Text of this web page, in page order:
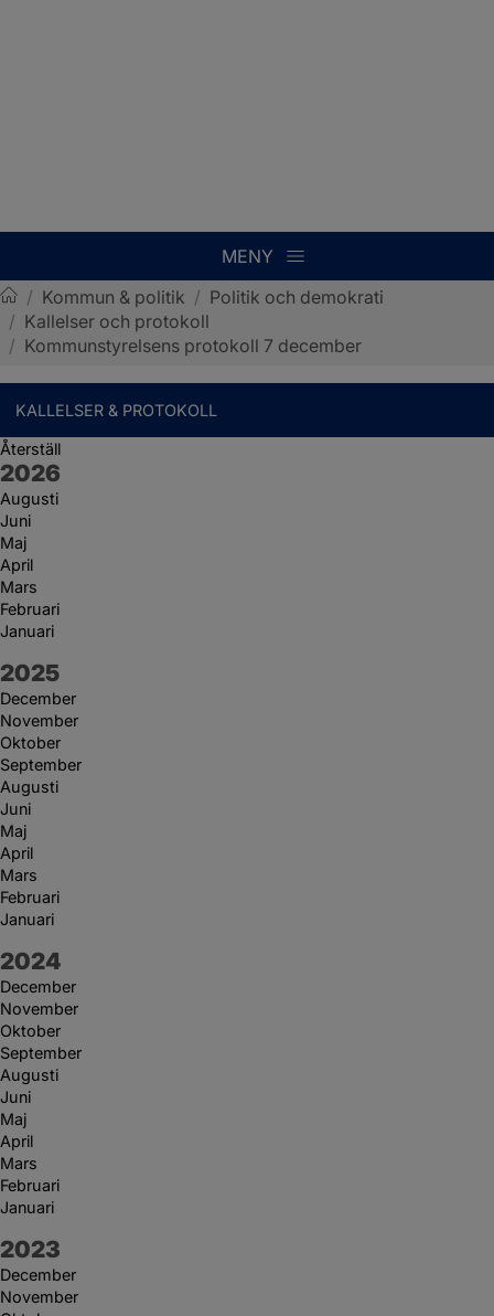
MENY
Sotenäs kommun
/ Kommun & politik / Politik och demokrati
/ Kallelser och protokoll
/ Kommunstyrelsens protokoll 7 december
KALLELSER & PROTOKOLL
Återställ
År:
2026
Augusti
Juni
Maj
April
Mars
Februari
Januari
År:
2025
December
November
Oktober
September
Augusti
Juni
Maj
April
Mars
Februari
Januari
År:
2024
December
November
Oktober
September
Augusti
Juni
Maj
April
Mars
Februari
Januari
År:
2023
December
November